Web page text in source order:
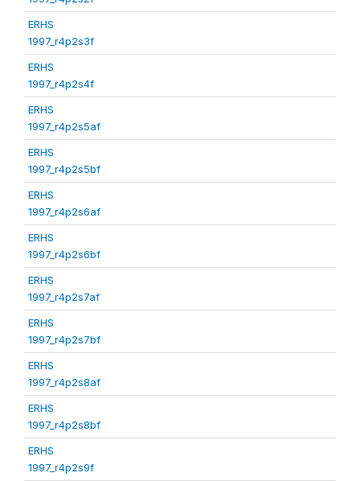
ERHS
1997_r4p2s3f
ERHS
1997_r4p2s4f
ERHS
1997_r4p2s5af
ERHS
1997_r4p2s5bf
ERHS
1997_r4p2s6af
ERHS
1997_r4p2s6bf
ERHS
1997_r4p2s7af
ERHS
1997_r4p2s7bf
ERHS
1997_r4p2s8af
ERHS
1997_r4p2s8bf
ERHS
1997_r4p2s9f